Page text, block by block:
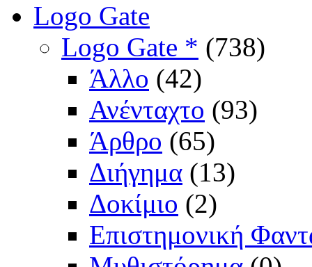
Logo Gate
Logo Gate * (738)
Άλλο (42)
Ανένταχτο (93)
Άρθρο (65)
Διήγημα (13)
Δοκίμιο (2)
Επιστημονική